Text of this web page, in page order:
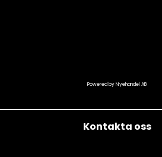
Powered by Nyehandel AB
Kontakta oss